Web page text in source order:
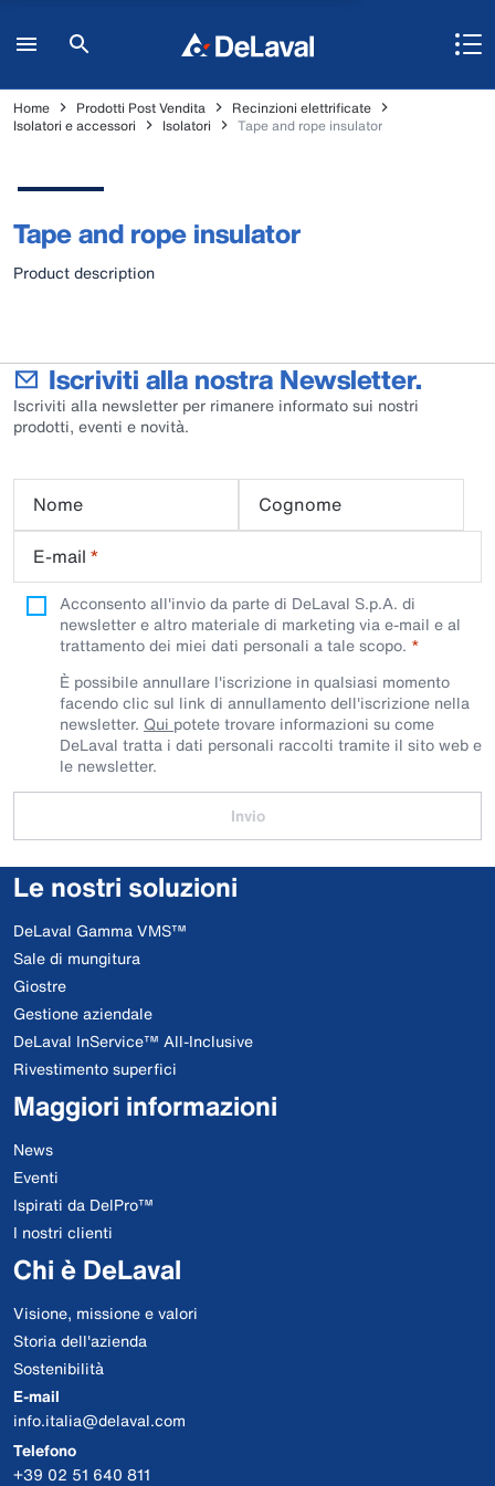
Home Prodotti Post Vendita
Recinzioni elettrificate
Isolatori e accessori
Isolatori Tape and rope insulator
Tape and rope insulator
Product description
Iscriviti alla nostra Newsletter.
Iscriviti alla newsletter per rimanere informato sui nostri
prodotti, eventi e novità.
Nome
Cognome
E-mail *
Acconsento all'invio da parte di DeLaval S.p.A. di
newsletter e altro materiale di marketing via e-mail e al
trattamento dei miei dati personali a tale scopo.
È possibile annullare l'iscrizione in qualsiasi momento
facendo clic sul link di annullamento dell'iscrizione nella
newsletter. Qui potete trovare informazioni su come
DeLaval tratta i dati personali raccolti tramite il sito web e
le newsletter.
Invio
Le nostri soluzioni
DeLaval Gamma VMS™
Sale di mungitura
Giostre
Gestione aziendale
DeLaval InService™ All-Inclusive
Rivestimento superfici
Maggiori informazioni
News
Eventi
Ispirati da DelPro™
I nostri clienti
Chi è DeLaval
Visione, missione e valori
Storia dell'azienda
Sostenibilità
E-mail
info.italia@delaval.com
Telefono
+39 02 51 640 811